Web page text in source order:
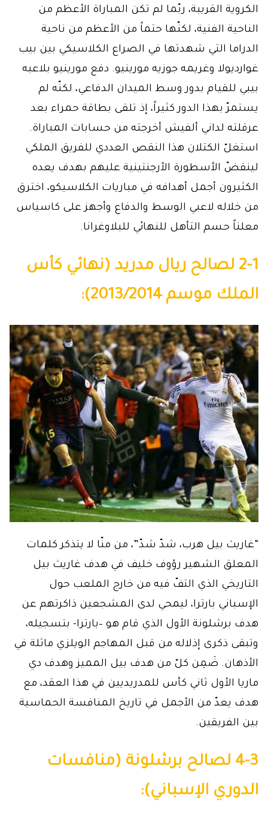
الكروية القريبة، ربّما لم تكن المباراة الأعظم من
الناحية الفنية، لكنّها حتماً من الأعظم من ناحية
الدراما التي شهدتها في الصراع الكلاسيكي بين بيب
غوارديولا وغريمه جوزيه مورينيو. دفع مورينيو بلاعبه
بيبي للقيام بدور وسط الميدان الدفاعي، لكنّه لم
يستمرّ بهذا الدور كثيراً، إذ تلقى بطاقة حمراء بعد
عرقلته لداني ألفيش أخرجته من حسابات المباراة.
استغلّ الكتلان هذا النقص العددي للفريق الملكي
لينقضّ الأسطورة الأرجنتينية عليهم بهدف يعده
الكثيرون أجمل أهدافه في مباريات الكلاسيكو، اخترق
من خلاله لاعبي الوسط والدفاع وأجهز على كاسياس
معلناً حسم التأهل للنهائي للبلاوغرانا.
2-1 لصالح ريال مدريد (نهائي كأس
الملك موسم 2013/2014):
“غاريث بيل هرب، شدّ شدّ”، من منّا لا يتذكر كلمات
المعلق الشهير رؤوف خليف في هدف غاريث بيل
التاريخي الذي التفّ فيه من خارج الملعب حول
الإسباني بارترا، ليمحي لدى المشجعين ذاكرتهم عن
هدف برشلونة الأول الذي قام هو –بارترا- بتسجيله،
وتبقى ذكرى إذلاله من قبل المهاجم الويلزي ماثلة في
الأذهان. ضَمِن كلّ من هدف بيل المميز وهدف دي
ماريا الأول ثاني كأس للمدريديين في هذا العقد، مع
هدف يعدّ من الأجمل في تاريخ المنافسة الحماسية
بين الفريقين.
4-3 لصالح برشلونة (منافسات
الدوري الإسباني):